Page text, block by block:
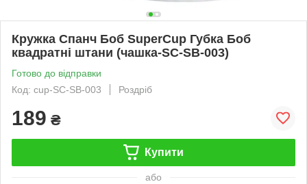
Кружка Спанч Боб SuperCup Губка Боб
квадратні штани (чашка-SC-SB-003)
Готово до відправки
Код: cup-SC-SB-003
Роздріб
189 ₴
Купити
або